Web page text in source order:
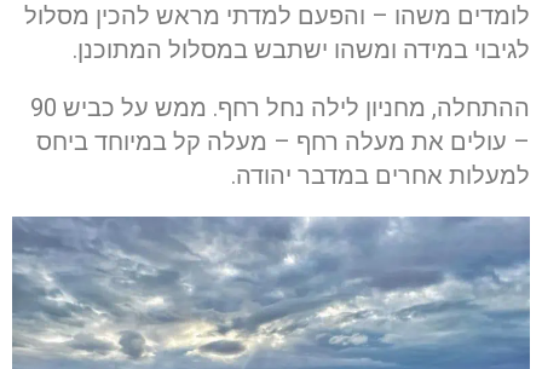
לומדים משהו – והפעם למדתי מראש להכין מסלול
לגיבוי במידה ומשהו ישתבש במסלול המתוכנן.
ההתחלה, מחניון לילה נחל רחף. ממש על כביש 90
– עולים את מעלה רחף – מעלה קל במיוחד ביחס
למעלות אחרים במדבר יהודה.